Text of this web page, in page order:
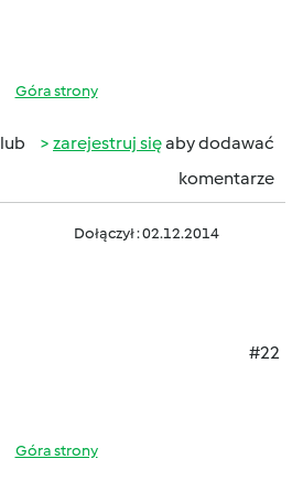
Góra strony
lub zarejestruj sięaby dodawać
komentarze
Dołączył : 02.12.2014
#22
Góra strony